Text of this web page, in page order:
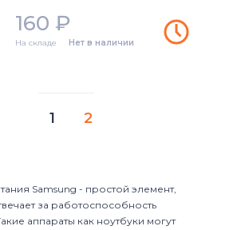
160 ₽
На складе Нет в наличии
1 2
Samsung - простой элемент,
за работоспособность
аппараты как ноутбуки могут